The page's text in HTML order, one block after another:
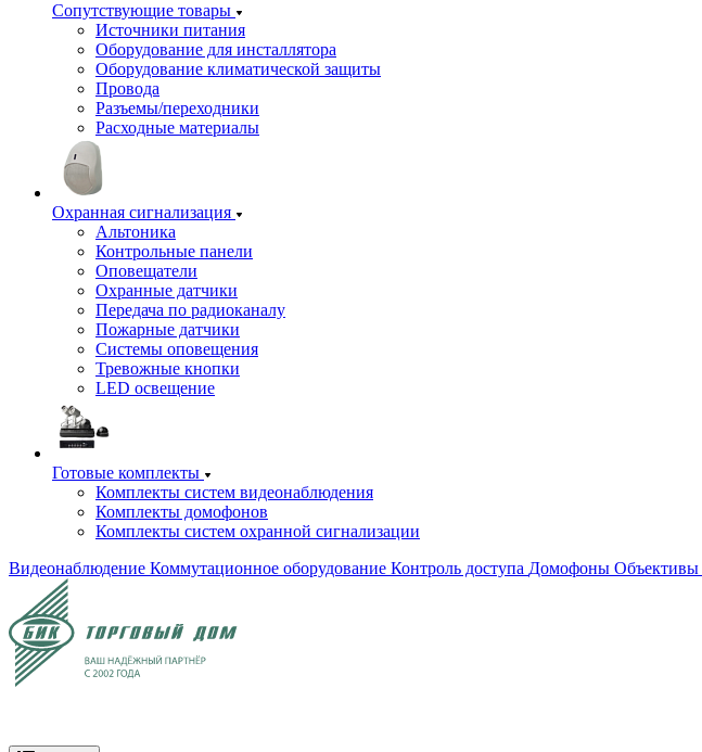
Сопутствующие товары
Источники питания
Оборудование для инсталлятора
Оборудование климатической защиты
Провода
Разъемы/переходники
Расходные материалы
Охранная сигнализация
Альтоника
Контрольные панели
Оповещатели
Охранные датчики
Передача по радиоканалу
Пожарные датчики
Системы оповещения
Тревожные кнопки
LED освещение
Готовые комплекты
Комплекты систем видеонаблюдения
Комплекты домофонов
Комплекты систем охранной сигнализации
Видеонаблюдение Коммутационное оборудование Контроль доступа Домофоны Объективы